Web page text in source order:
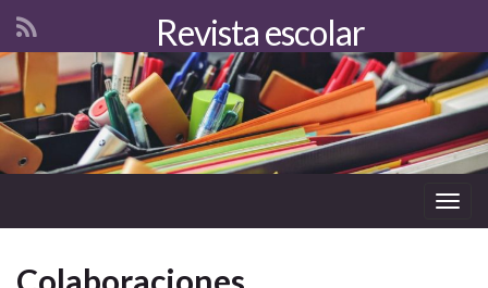
Revista escolar